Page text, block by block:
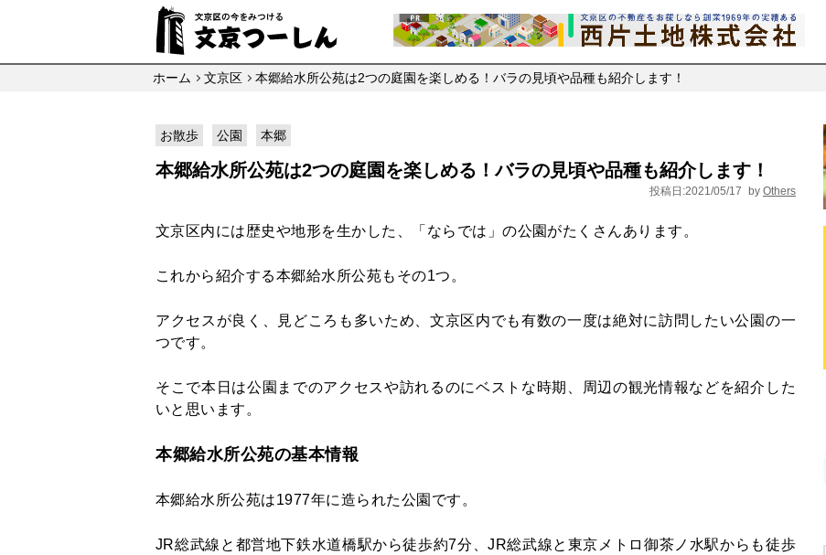
ホーム 文京区 本郷給水所公苑は2つの庭園を楽しめる！バラの見頃や品種も紹介します！
お散歩 公園 本郷
本郷給水所公苑は2つの庭園を楽しめる！バラの見頃や品種も紹介します！
投稿日:2021/05/17 by Others
文京区内には歴史や地形を生かした、「ならでは」の公園がたくさんあります。
これから紹介する本郷給水所公苑もその1つ。
アクセスが良く、見どころも多いため、文京区内でも有数の一度は絶対に訪問したい公園の一
つです。
そこで本日は公園までのアクセスや訪れるのにベストな時期、周辺の観光情報などを紹介した
いと思います。
本郷給水所公苑の基本情報
本郷給水所公苑は1977年に造られた公園です。
JR総武線と都営地下鉄水道橋駅から徒歩約7分、JR総武線と東京メトロ御茶ノ水駅からも徒歩